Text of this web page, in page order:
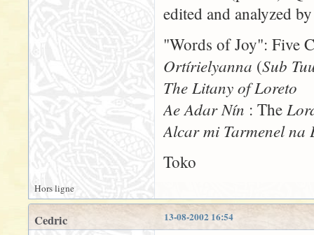
edited and analyzed
"Words of Joy": Five
Ortírielyanna (Sub
The Litany of Loreto
Ae Adar Nín : The
Alcar mi Tarmenel na
Toko
Hors ligne
13-08-2002 16:54
Cedric